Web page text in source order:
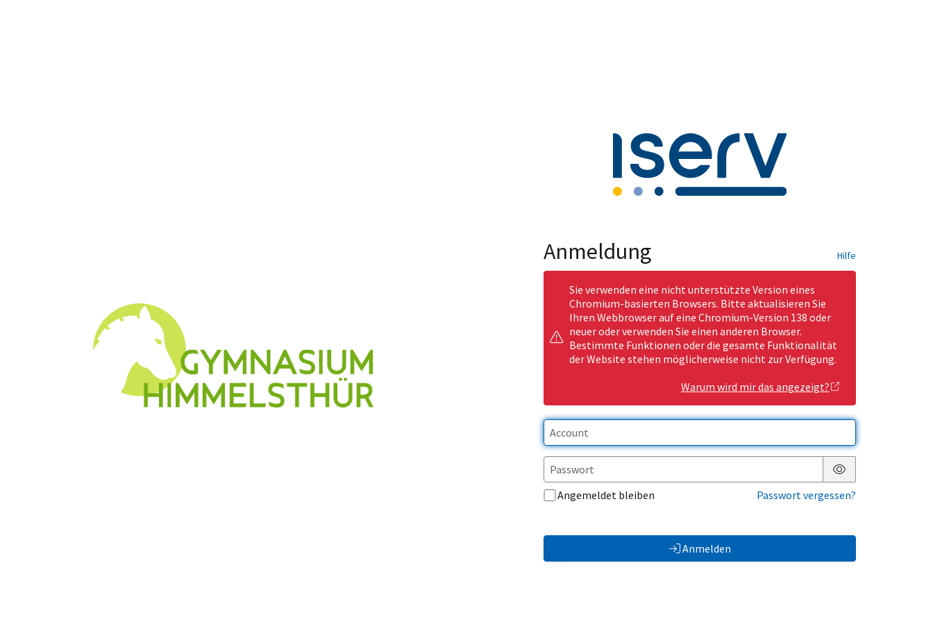
Anmeldung Hilfe
Sie verwenden eine nicht unterstützte Version eines
Chromium-basierten Browsers. Bitte aktualisieren Sie
Ihren Webbrowser auf eine Chromium-Version 138 oder
neuer oder verwenden Sie einen anderen Browser.
Bestimmte Funktionen oder die gesamte Funktionalität
der Website stehen möglicherweise nicht zur Verfügung.
Warum wird mir das angezeigt?
Passwort anzeigen
Angemeldet bleiben
Passwort vergessen?
Anmelden